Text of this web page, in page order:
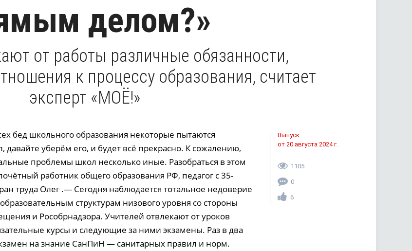
делом?»
от работы различные обязанности,
к процессу образования, считает
эксперт «МОЁ!»
бед школьного образования некоторые пытаются
давайте уберём его, и будет всё прекрасно. К сожалению,
проблемы школ несколько иные. Разобраться в этом
работник общего образования РФ, педагог с 35-
труда Олег .— Сегодня наблюдается тотальное недоверие
структурам низового уровня со стороны
и Рособрнадзора. Учителей отвлекают от уроков
курсы и следующие за ними экзамены. Раз в два
на знание СанПиН — санитарных правил и норм.
Выпуск
от 20 августа 2024 г.
1105
0
6